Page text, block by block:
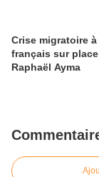
Crise migratoire
français sur
Raphaël Ayma